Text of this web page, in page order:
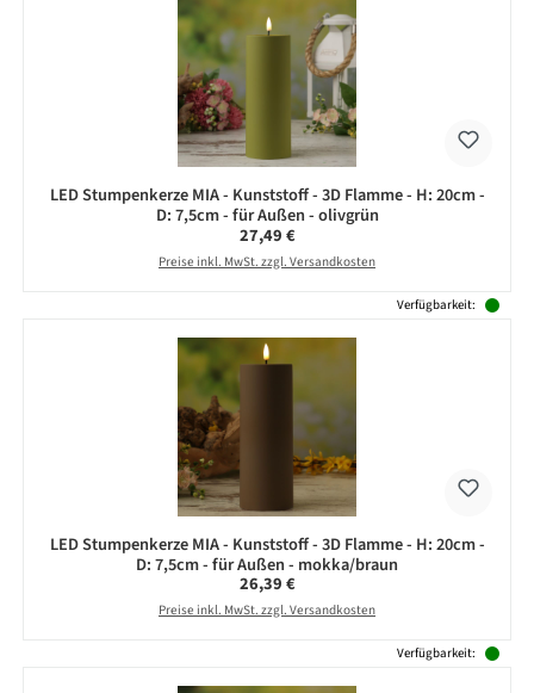
LED Stumpenkerze MIA - Kunststoff - 3D Flamme - H: 20cm -
D: 7,5cm - für Außen - olivgrün
Regulärer Preis:
27,49 €
Preise inkl. MwSt. zzgl. Versandkosten
Verfügbarkeit:
LED Stumpenkerze MIA - Kunststoff - 3D Flamme - H: 20cm -
D: 7,5cm - für Außen - mokka/braun
Regulärer Preis:
26,39 €
Preise inkl. MwSt. zzgl. Versandkosten
Verfügbarkeit: